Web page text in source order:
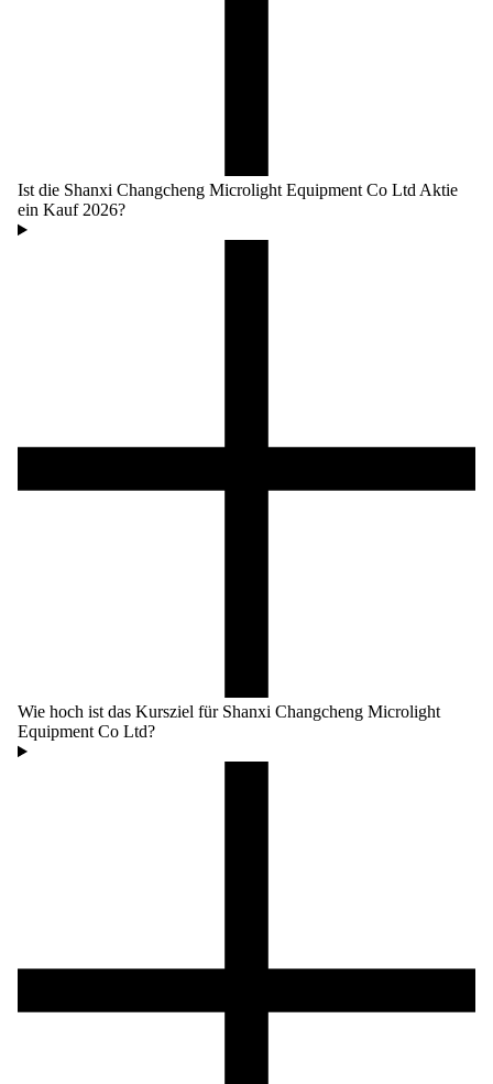
Ist die Shanxi Changcheng Microlight Equipment Co Ltd Aktie
ein Kauf 2026?
Wie hoch ist das Kursziel für Shanxi Changcheng Microlight
Equipment Co Ltd?